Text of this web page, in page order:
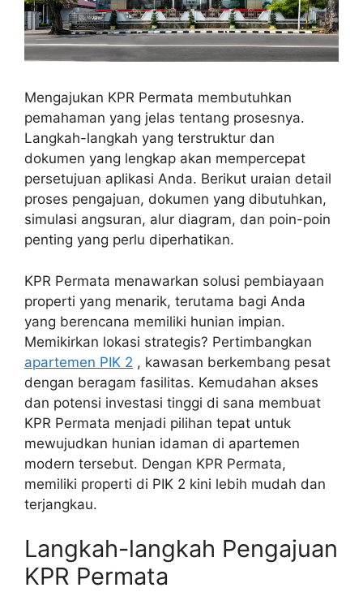
Mengajukan KPR Permata membutuhkan
pemahaman yang jelas tentang prosesnya.
Langkah-langkah yang terstruktur dan
dokumen yang lengkap akan mempercepat
persetujuan aplikasi Anda. Berikut uraian detail
proses pengajuan, dokumen yang dibutuhkan,
simulasi angsuran, alur diagram, dan poin-poin
penting yang perlu diperhatikan.
KPR Permata menawarkan solusi pembiayaan
properti yang menarik, terutama bagi Anda
yang berencana memiliki hunian impian.
Memikirkan lokasi strategis? Pertimbangkan
apartemen PIK 2 , kawasan berkembang pesat
dengan beragam fasilitas. Kemudahan akses
dan potensi investasi tinggi di sana membuat
KPR Permata menjadi pilihan tepat untuk
mewujudkan hunian idaman di apartemen
modern tersebut. Dengan KPR Permata,
memiliki properti di PIK 2 kini lebih mudah dan
terjangkau.
Langkah-langkah Pengajuan
KPR Permata